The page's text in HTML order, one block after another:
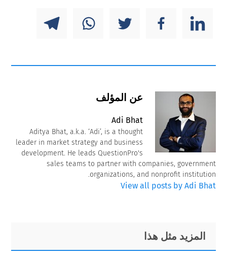
عن المؤلف
Adi Bhat
Aditya Bhat, a.k.a. ‘Adi’, is a thought
leader in market strategy and business
development. He leads QuestionPro's
sales teams to partner with companies, government
organizations, and nonprofit institution.
View all posts by Adi Bhat
Primary
Sidebar
Footer
المزيد مثل هذا